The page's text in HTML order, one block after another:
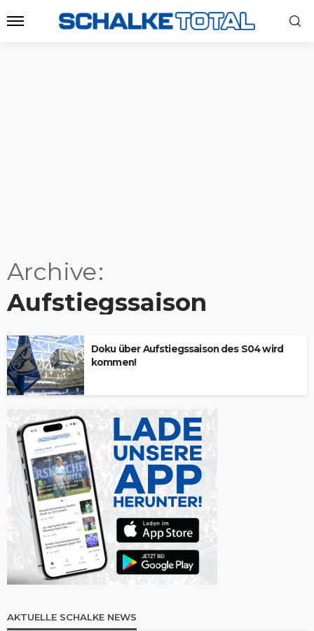
Archive
Aufstiegssaison
Doku über Aufstiegssaison des S04 wird
kommen!
AKTUELLE SCHALKE NEWS